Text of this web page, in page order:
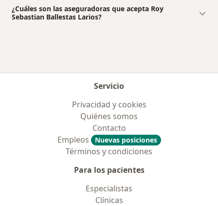
¿Cuáles son las aseguradoras que acepta Roy
Sebastian Ballestas Larios?
Servicio
Privacidad y cookies
Quiénes somos
Contacto
Empleos
Nuevas posiciones
Términos y condiciones
Para los pacientes
Especialistas
Clínicas